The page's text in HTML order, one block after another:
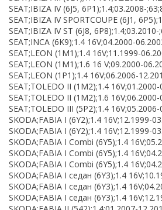
SEAT;IBIZA IV (6J5, 6P1);1.4;03.2008-
SEAT;IBIZA IV SPORTCOUPE (6J1,
SEAT;IBIZA IV ST (6J8, 6P8);1.4;03.2010-
SEAT;INCA (6K9);1.4 16V;04.2000-
SEAT;LEON (1M1);1.4 16V;11.1999-
SEAT;LEON (1M1);1.6 16 V;09.2000-
SEAT;LEON (1P1);1.4 16V;06.2006-
SEAT;TOLEDO II (1M2);1.4
SEAT;TOLEDO II (1M2);1.6
SEAT;TOLEDO III (5P2);1.4
SKODA;FABIA I (6Y2);1.4 16V;12.1999-
SKODA;FABIA I (6Y2);1.4 16V;12.1999-
SKODA;FABIA I Combi (6Y5);1.4
SKODA;FABIA I Combi (6Y5);1.4
SKODA;FABIA I Combi (6Y5);1.4
SKODA;FABIA I седан (6Y3);1.4
SKODA;FABIA I седан (6Y3);1.4
SKODA;FABIA I седан (6Y3);1.4